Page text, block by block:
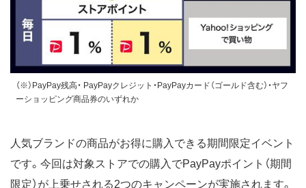
（※）PayPay残高・ PayPayクレジット・PayPayカード（ゴールド含む）・ヤフ
ーショッピング商品券のいずれか
人気ブランドの商品がお得に購入できる期間限定イベント
です。今回は対象ストアでの購入でPayPayポイント（期間
限定）が上乗せされる2つのキャンペーンが実施されます。